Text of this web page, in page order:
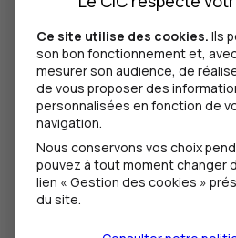
Financez son auto ou
En route pour l’achat de son
Découvrir le crédit auto
Ce site utilise des cookies. Ils
son bon fonctionnement et,
mesurer son audience, de
de vous proposer des
personnalisées en fonction de
navigation.
Nous conservons vos choix
pouvez à tout moment changer
lien « Gestion des cookies »
du site.